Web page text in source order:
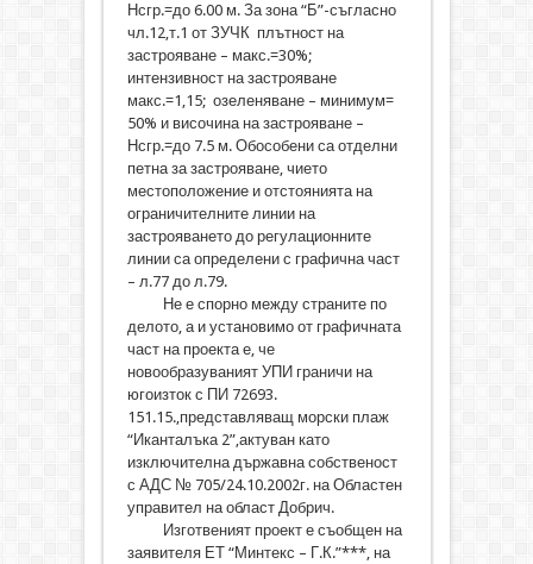
Нсгр.=до 6.00 м. За зона “Б”-съгласно
чл.12,т.1 от ЗУЧК плътност на
застрояване – макс.=30%;
интензивност на застрояване
макс.=1,15; озеленяване – минимум=
50% и височина на застрояване –
Нсгр.=до 7.5 м. Обособени са отделни
петна за застрояване, чието
местоположение и отстоянията на
ограничителните линии на
застрояването до регулационните
линии са определени с графична част
– л.77 до л.79.
Не е спорно между страните по
делото, а и установимо от графичната
част на проекта е, че
новообразуваният УПИ граничи на
югоизток с ПИ 72693.
151.15.,представляващ морски плаж
“Иканталъка 2”,актуван като
изключителна държавна собственост
с АДС № 705/24.10.2002г. на Областен
управител на област Добрич.
Изготвеният проект е съобщен на
заявителя ЕТ “Минтекс – Г.К.”***, на